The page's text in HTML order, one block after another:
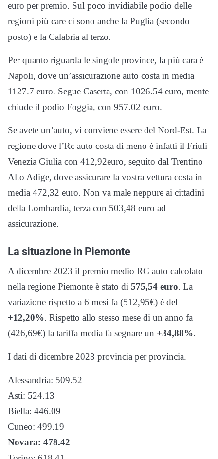
euro per premio. Sul poco invidiabile podio delle
regioni più care ci sono anche la Puglia (secondo
posto) e la Calabria al terzo.
Per quanto riguarda le singole province, la più cara è
Napoli, dove un’assicurazione auto costa in media
1127.7 euro. Segue Caserta, con 1026.54 euro, mente
chiude il podio Foggia, con 957.02 euro.
Se avete un’auto, vi conviene essere del Nord-Est. La
regione dove l’Rc auto costa di meno è infatti il Friuli
Venezia Giulia con 412,92euro, seguito dal Trentino
Alto Adige, dove assicurare la vostra vettura costa in
media 472,32 euro. Non va male neppure ai cittadini
della Lombardia, terza con 503,48 euro ad
assicurazione.
La situazione in Piemonte
A dicembre 2023 il premio medio RC auto calcolato
nella regione Piemonte è stato di 575,54 euro. La
variazione rispetto a 6 mesi fa (512,95€) è del
+12,20%. Rispetto allo stesso mese di un anno fa
(426,69€) la tariffa media fa segnare un +34,88%.
I dati di dicembre 2023 provincia per provincia.
Alessandria: 509.52
Asti: 524.13
Biella: 446.09
Cuneo: 499.19
Novara: 478.42